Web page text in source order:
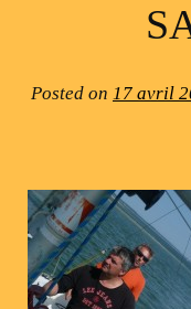
Posted on 17 avril